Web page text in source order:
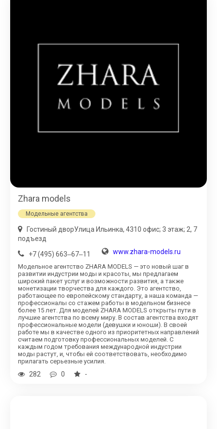
Zhara models
Модельные агентства
​Гостиный двор​Улица Ильинка, 4​310 офис; 3 этаж; 2, 7
подъезд
+7 (495) 663‒67‒11
www.zhara-models.ru
Модельное агентство ZHARA MODELS — это новый шаг в
развитии индустрии моды и красоты, мы предлагаем
широкий пакет услуг и возможности развития, а также
монетизации творчества для каждого. Это агентство,
работающее по европейскому стандарту, а наша команда —
профессионалы со стажем работы в модельном бизнесе
более 15 лет. Для моделей ZHARA MODELS открыты пути в
лучшие агентства по всему миру. В состав агентства входят
профессиональные модели (девушки и юноши). В своей
работе мы в качестве одного из приоритетных направлений
считаем подготовку профессиональных моделей. С
каждым годом требования международной индустрии
моды растут, и, чтобы ей соответствовать, необходимо
прилагать серьезные усилия.
282 0 -